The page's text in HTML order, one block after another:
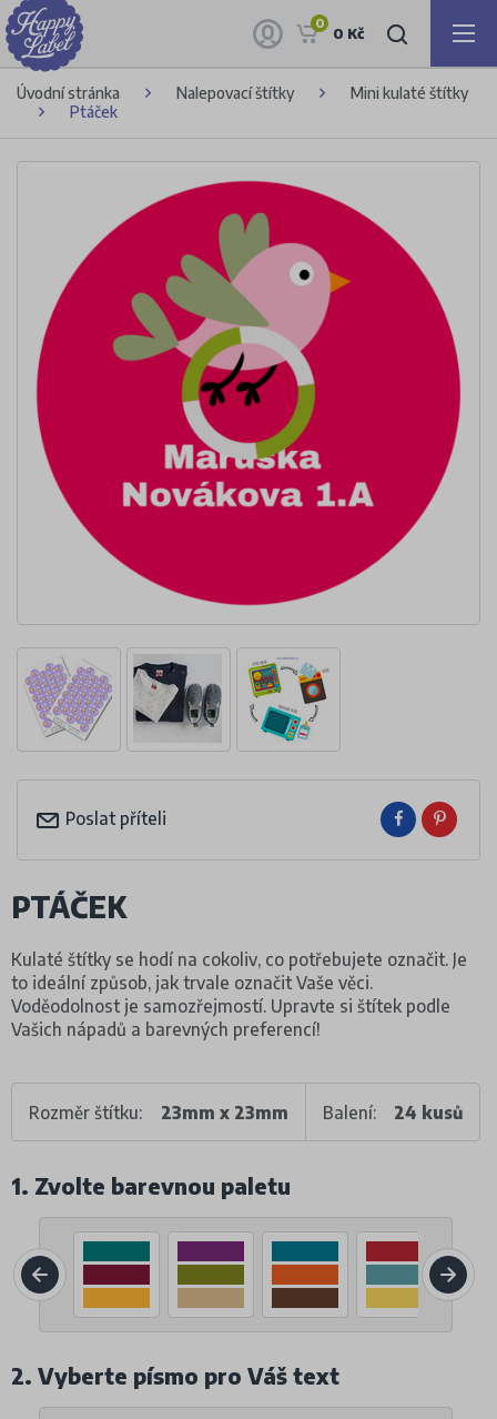
0
0 Kč
Úvodní stránka Nalepovací štítky
Mini kulaté štítky
Ptáček
Poslat příteli
PTÁČEK
Kulaté štítky se hodí na cokoliv, co potřebujete označit. Je
to ideální způsob, jak trvale označit Vaše věci.
Voděodolnost je samozřejmostí. Upravte si štítek podle
Vašich nápadů a barevných preferencí!
Rozměr štítku: 23mm x 23mm Balení: 24 kusů
1. Zvolte barevnou paletu
2. Vyberte písmo pro Váš text